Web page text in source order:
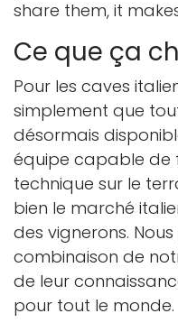
share them, it
Ce que ça
Pour les caves
simplement que
désormais
équipe capable de
technique sur le
bien le marché
des vignerons.
combinaison de
de leur
pour tout le monde.